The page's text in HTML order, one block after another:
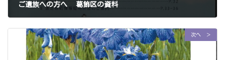
ご遺族への方へ 葛飾区の資料
次へ ＞